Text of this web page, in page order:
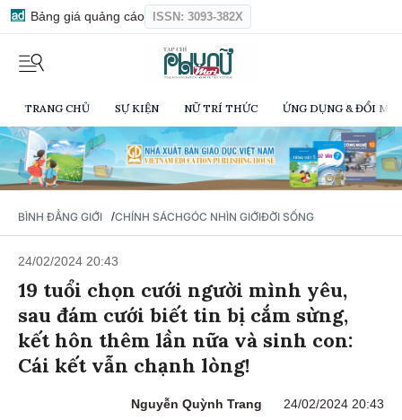
Bảng giá quảng cáo ISSN: 3093-382X
TRANG CHỦ SỰ KIỆN NỮ TRÍ THỨC ỨNG DỤNG & ĐỔI
BÌNH ĐẲNG GIỚI /CHÍNH SÁCHGÓC NHÌN GIỚIĐỜI SỐNG
24/02/2024 20:43
19 tuổi chọn cưới người mình yêu,
sau đám cưới biết tin bị cắm sừng,
kết hôn thêm lần nữa và sinh con:
Cái kết vẫn chạnh lòng!
Nguyễn Quỳnh Trang 24/02/2024 20:43